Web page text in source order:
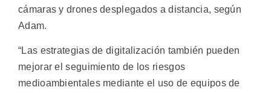
cámaras y drones desplegados a distancia, según
Adam.
“Las estrategias de digitalización también pueden
mejorar el seguimiento de los riesgos
medioambientales mediante el uso de equipos de